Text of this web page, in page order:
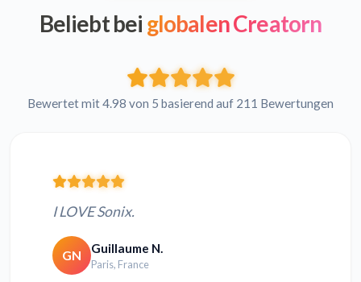
Beliebt bei globalen Creatorn
Bewertet mit 4.98 von 5 basierend auf 211 Bewertungen
I LOVE Sonix.
GN Guillaume N.
Paris, France